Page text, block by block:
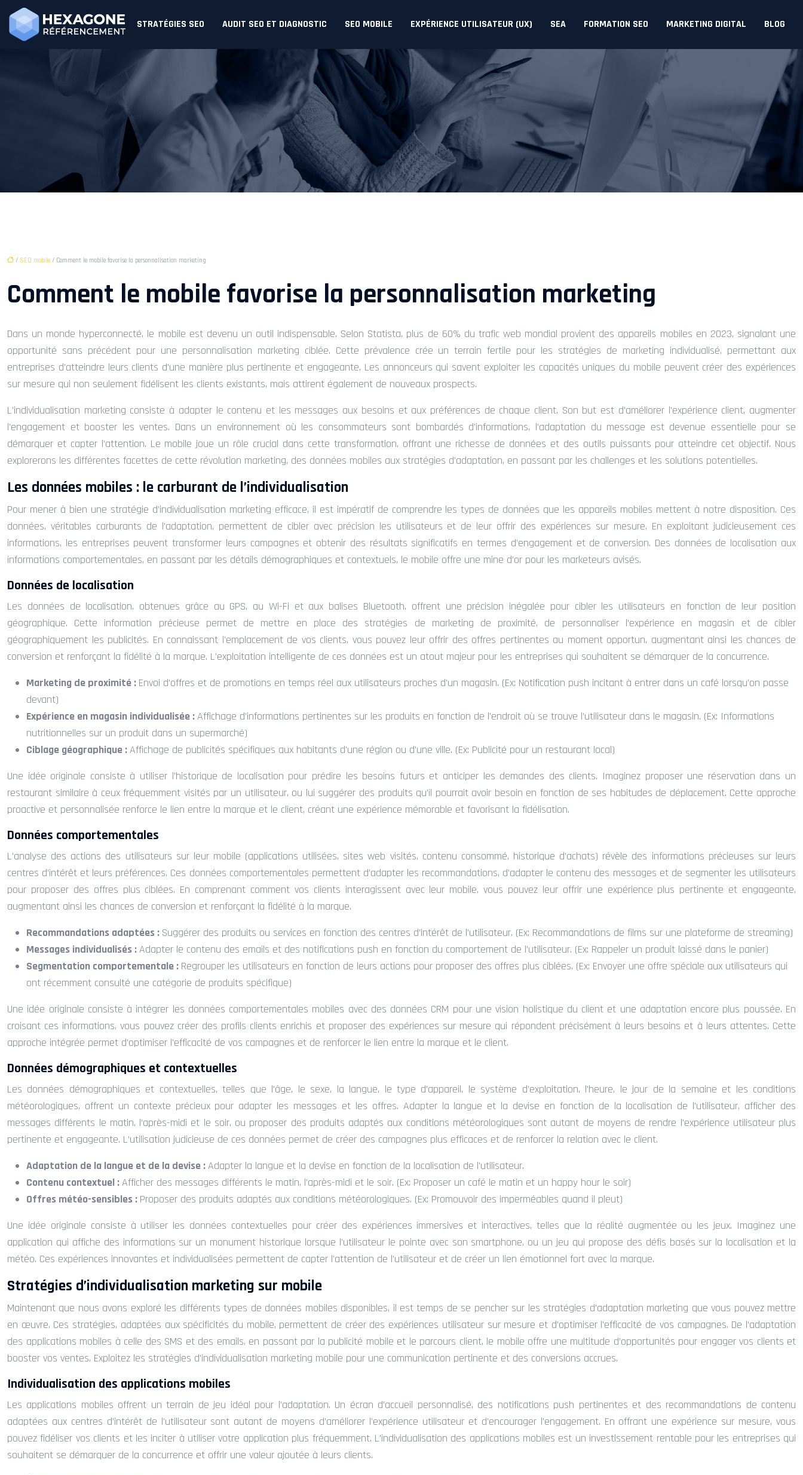
STRATÉGIES SEO AUDIT SEO ET DIAGNOSTIC SEO MOBILE EXPÉRIENCE UTILISATEUR (UX) SEA FORMATION SEO MARKETING DIGITAL BLOG
/ SEO mobile / Comment le mobile favorise la personnalisation marketing
Comment le mobile favorise la personnalisation marketing
Dans un monde hyperconnecté, le mobile est devenu un outil indispensable. Selon Statista, plus de 60% du trafic web mondial provient des appareils mobiles en 2023, signalant une
opportunité sans précédent pour une personnalisation marketing ciblée. Cette prévalence crée un terrain fertile pour les stratégies de marketing individualisé, permettant aux
entreprises d’atteindre leurs clients d’une manière plus pertinente et engageante. Les annonceurs qui savent exploiter les capacités uniques du mobile peuvent créer des expériences
sur mesure qui non seulement fidélisent les clients existants, mais attirent également de nouveaux prospects.
L’individualisation marketing consiste à adapter le contenu et les messages aux besoins et aux préférences de chaque client. Son but est d’améliorer l’expérience client, augmenter
l’engagement et booster les ventes. Dans un environnement où les consommateurs sont bombardés d’informations, l’adaptation du message est devenue essentielle pour se
démarquer et capter l’attention. Le mobile joue un rôle crucial dans cette transformation, offrant une richesse de données et des outils puissants pour atteindre cet objectif. Nous
explorerons les différentes facettes de cette révolution marketing, des données mobiles aux stratégies d’adaptation, en passant par les challenges et les solutions potentielles.
Les données mobiles : le carburant de l’individualisation
Pour mener à bien une stratégie d’individualisation marketing efficace, il est impératif de comprendre les types de données que les appareils mobiles mettent à notre disposition. Ces
données, véritables carburants de l’adaptation, permettent de cibler avec précision les utilisateurs et de leur offrir des expériences sur mesure. En exploitant judicieusement ces
informations, les entreprises peuvent transformer leurs campagnes et obtenir des résultats significatifs en termes d’engagement et de conversion. Des données de localisation aux
informations comportementales, en passant par les détails démographiques et contextuels, le mobile offre une mine d’or pour les marketeurs avisés.
Données de localisation
Les données de localisation, obtenues grâce au GPS, au Wi-Fi et aux balises Bluetooth, offrent une précision inégalée pour cibler les utilisateurs en fonction de leur position
géographique. Cette information précieuse permet de mettre en place des stratégies de marketing de proximité, de personnaliser l’expérience en magasin et de cibler
géographiquement les publicités. En connaissant l’emplacement de vos clients, vous pouvez leur offrir des offres pertinentes au moment opportun, augmentant ainsi les chances de
conversion et renforçant la fidélité à la marque. L’exploitation intelligente de ces données est un atout majeur pour les entreprises qui souhaitent se démarquer de la concurrence.
Marketing de proximité : Envoi d’offres et de promotions en temps réel aux utilisateurs proches d’un magasin. (Ex: Notification push incitant à entrer dans un café lorsqu’on passe
devant)
Expérience en magasin individualisée :Affichage d’informations pertinentes sur les produits en fonction de l’endroit où se trouve l’utilisateur dans le magasin. (Ex: Informations
nutritionnelles sur un produit dans un supermarché)
Ciblage géographique :Affichage de publicités spécifiques aux habitants d’une région ou d’une ville. (Ex: Publicité pour un restaurant local)
Une idée originale consiste à utiliser l’historique de localisation pour prédire les besoins futurs et anticiper les demandes des clients. Imaginez proposer une réservation dans un
restaurant similaire à ceux fréquemment visités par un utilisateur, ou lui suggérer des produits qu’il pourrait avoir besoin en fonction de ses habitudes de déplacement. Cette approche
proactive et personnalisée renforce le lien entre la marque et le client, créant une expérience mémorable et favorisant la fidélisation.
Données comportementales
L’analyse des actions des utilisateurs sur leur mobile (applications utilisées, sites web visités, contenu consommé, historique d’achats) révèle des informations précieuses sur leurs
centres d’intérêt et leurs préférences. Ces données comportementales permettent d’adapter les recommandations, d’adapter le contenu des messages et de segmenter les utilisateurs
pour proposer des offres plus ciblées. En comprenant comment vos clients interagissent avec leur mobile, vous pouvez leur offrir une expérience plus pertinente et engageante,
augmentant ainsi les chances de conversion et renforçant la fidélité à la marque.
Recommandations adaptées : Suggérer des produits ou services en fonction des centres d’intérêt de l’utilisateur. (Ex: Recommandations de films sur une plateforme de streaming)
Messages individualisés :Adapter le contenu des emails et des notifications push en fonction du comportement de l’utilisateur. (Ex: Rappeler un produit laissé dans le panier)
Segmentation comportementale : Regrouper les utilisateurs en fonction de leurs actions pour proposer des offres plus ciblées. (Ex: Envoyer une offre spéciale aux utilisateurs qui
ont récemment consulté une catégorie de produits spécifique)
Une idée originale consiste à intégrer les données comportementales mobiles avec des données CRM pour une vision holistique du client et une adaptation encore plus poussée. En
croisant ces informations, vous pouvez créer des profils clients enrichis et proposer des expériences sur mesure qui répondent précisément à leurs besoins et à leurs attentes. Cette
approche intégrée permet d’optimiser l’efficacité de vos campagnes et de renforcer le lien entre la marque et le client.
Données démographiques et contextuelles
Les données démographiques et contextuelles, telles que l’âge, le sexe, la langue, le type d’appareil, le système d’exploitation, l’heure, le jour de la semaine et les conditions
météorologiques, offrent un contexte précieux pour adapter les messages et les offres. Adapter la langue et la devise en fonction de la localisation de l’utilisateur, afficher des
messages différents le matin, l’après-midi et le soir, ou proposer des produits adaptés aux conditions météorologiques sont autant de moyens de rendre l’expérience utilisateur plus
pertinente et engageante. L’utilisation judicieuse de ces données permet de créer des campagnes plus efficaces et de renforcer la relation avec le client.
Adaptation de la langue et de la devise :Adapter la langue et la devise en fonction de la localisation de l’utilisateur.
Contenu contextuel :Afficher des messages différents le matin, l’après-midi et le soir. (Ex: Proposer un café le matin et un happy hour le soir)
Offres météo-sensibles : Proposer des produits adaptés aux conditions météorologiques. (Ex: Promouvoir des imperméables quand il pleut)
Une idée originale consiste à utiliser les données contextuelles pour créer des expériences immersives et interactives, telles que la réalité augmentée ou les jeux. Imaginez une
application qui affiche des informations sur un monument historique lorsque l’utilisateur le pointe avec son smartphone, ou un jeu qui propose des défis basés sur la localisation et la
météo. Ces expériences innovantes et individualisées permettent de capter l’attention de l’utilisateur et de créer un lien émotionnel fort avec la marque.
Stratégies d’individualisation marketing sur mobile
Maintenant que nous avons exploré les différents types de données mobiles disponibles, il est temps de se pencher sur les stratégies d’adaptation marketing que vous pouvez mettre
en œuvre. Ces stratégies, adaptées aux spécificités du mobile, permettent de créer des expériences utilisateur sur mesure et d’optimiser l’efficacité de vos campagnes. De l’adaptation
des applications mobiles à celle des SMS et des emails, en passant par la publicité mobile et le parcours client, le mobile offre une multitude d’opportunités pour engager vos clients et
booster vos ventes. Exploitez les stratégies d’individualisation marketing mobile pour une communication pertinente et des conversions accrues.
Individualisation des applications mobiles
Les applications mobiles offrent un terrain de jeu idéal pour l’adaptation. Un écran d’accueil personnalisé, des notifications push pertinentes et des recommandations de contenu
adaptées aux centres d’intérêt de l’utilisateur sont autant de moyens d’améliorer l’expérience utilisateur et d’encourager l’engagement. En offrant une expérience sur mesure, vous
pouvez fidéliser vos clients et les inciter à utiliser votre application plus fréquemment. L’individualisation des applications mobiles est un investissement rentable pour les entreprises qui
souhaitent se démarquer de la concurrence et offrir une valeur ajoutée à leurs clients.